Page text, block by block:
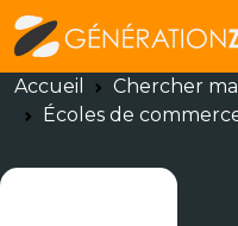
Accueil
Chercher
Écoles de